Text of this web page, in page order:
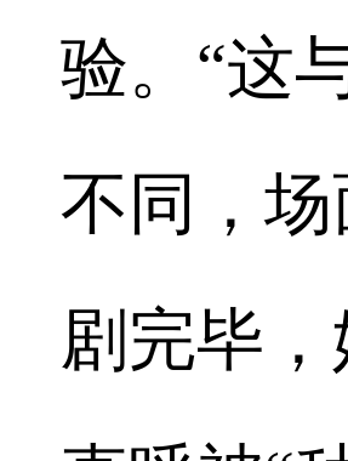
验。“这
不同，
剧完毕